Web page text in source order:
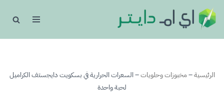
تخطى
إلى
الرئيسية–مخبوزات وحلويات–السعرات الحرارية في بسكويت دايجستف الكراميل
لحبة واحدة